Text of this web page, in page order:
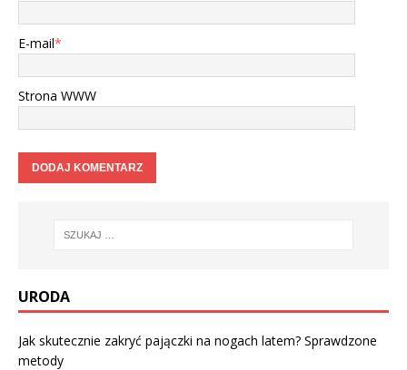
E-mail*
Strona WWW
URODA
Jak skutecznie zakryć pajączki na nogach latem? Sprawdzone
metody